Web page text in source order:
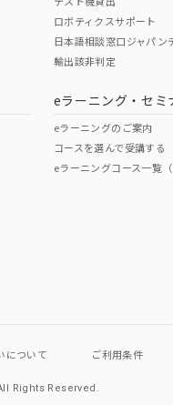
ロボティクスサポート
日本語相談窓口ジャパン
輸出該非判定
eラーニング・セミ
eラーニングのご案内
コースを選んで受講する
eラーニングコース一覧（
について ご利用条件
Rights Reserved.